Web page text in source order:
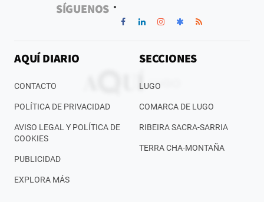
SÍGUENOS
AQUÍ DIARIO
CONTACTO
POLÍTICA DE PRIVACIDAD
AVISO LEGAL Y POLÍTICA DE
COOKIES
PUBLICIDAD
EXPLORA MÁS
SECCIONES
LUGO
COMARCA DE LUGO
RIBEIRA SACRA-SARRIA
TERRA CHA-MONTAÑA